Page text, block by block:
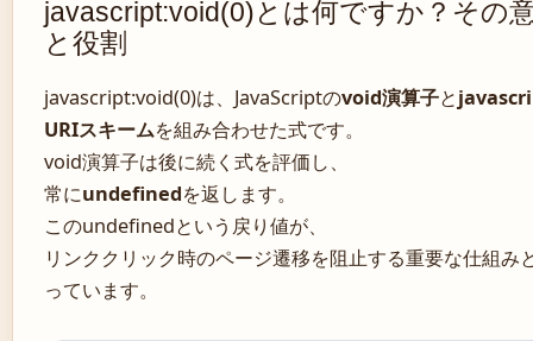
javascript:void(0)とは何ですか？その
と役割
javascript:void(0)は、JavaScriptのvoid演算子と
URIスキームを組み合わせた式です。
void演算子は後に続く式を評価し、
常にundefinedを返します。
このundefinedという戻り値が、
リンククリック時のページ遷移を阻止する重要な仕組み
っています。